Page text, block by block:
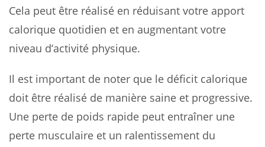
Cela peut être réalisé en réduisant votre apport
calorique quotidien et en augmentant votre
niveau d’activité physique.
Il est important de noter que le déficit calorique
doit être réalisé de manière saine et progressive.
Une perte de poids rapide peut entraîner une
perte musculaire et un ralentissement du